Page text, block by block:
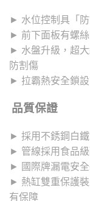
► 水位控制具「
► 前下面板有螺
► 水盤升級，超
防割傷
► 拉霸熱安全鎖
品質保證
► 採用不銹鋼白
► 管線採用食品
► 國際牌漏電安
► 熱缸雙重保護裝
有保障